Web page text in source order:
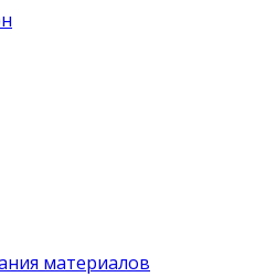
материалов